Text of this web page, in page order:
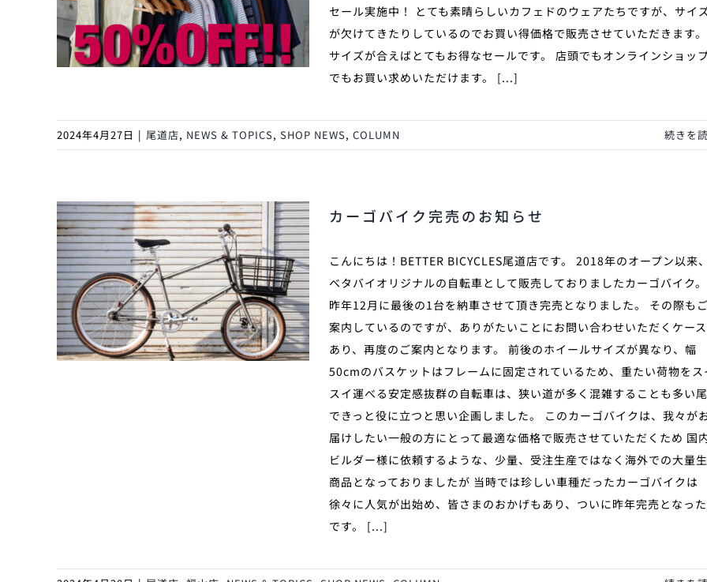
セール実施中！ とても素晴らしいカフェドのウェアたちですが、サイ
が欠けてきたりしているのでお買い得価格で販売させていただきます。
サイズが合えばとてもお得なセールです。 店頭でもオンラインショッ
でもお買い求めいただけます。 [...]
2024年4月27日 | 尾道店, NEWS & TOPICS, SHOP NEWS, COLUMN 続きを
カーゴバイク完売のお知らせ
こんにちは！BETTER BICYCLES尾道店です。 2018年のオープン以来、
ベタバイオリジナルの自転車として販売しておりましたカーゴバイク。
昨年12月に最後の1台を納車させて頂き完売となりました。 その際もご
案内しているのですが、ありがたいことにお問い合わせいただくケー
あり、再度のご案内となります。 前後のホイールサイズが異なり、幅
50cmのバスケットはフレームに固定されているため、重たい荷物をス
スイ運べる安定感抜群の自転車は、狭い道が多く混雑することも多い
できっと役に立つと思い企画しました。 このカーゴバイクは、我々が
届けしたい一般の方にとって最適な価格で販売させていただくため 国
ビルダー様に依頼するような、少量、受注生産ではなく海外での大量
商品となっておりましたが 当時では珍しい車種だったカーゴバイクは
徐々に人気が出始め、皆さまのおかげもあり、ついに昨年完売となっ
です。 [...]